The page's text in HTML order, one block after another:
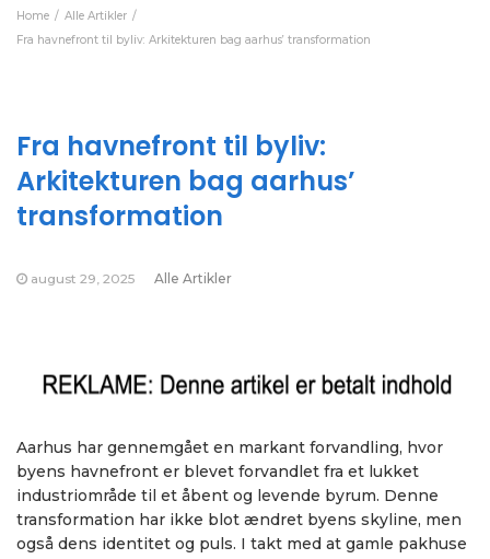
Home
Alle Artikler
Fra havnefront til byliv: Arkitekturen bag aarhus’ transformation
Fra havnefront til byliv:
Arkitekturen bag aarhus’
transformation
august 29, 2025 Alle Artikler
Aarhus har gennemgået en markant forvandling, hvor
byens havnefront er blevet forvandlet fra et lukket
industriområde til et åbent og levende byrum. Denne
transformation har ikke blot ændret byens skyline, men
også dens identitet og puls. I takt med at gamle pakhuse